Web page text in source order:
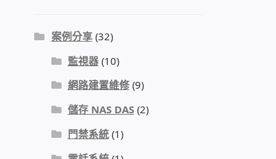
案例分享(32)
監視器(10)
網路建置維修(9)
儲存 NAS DAS(2)
門禁系統(1)